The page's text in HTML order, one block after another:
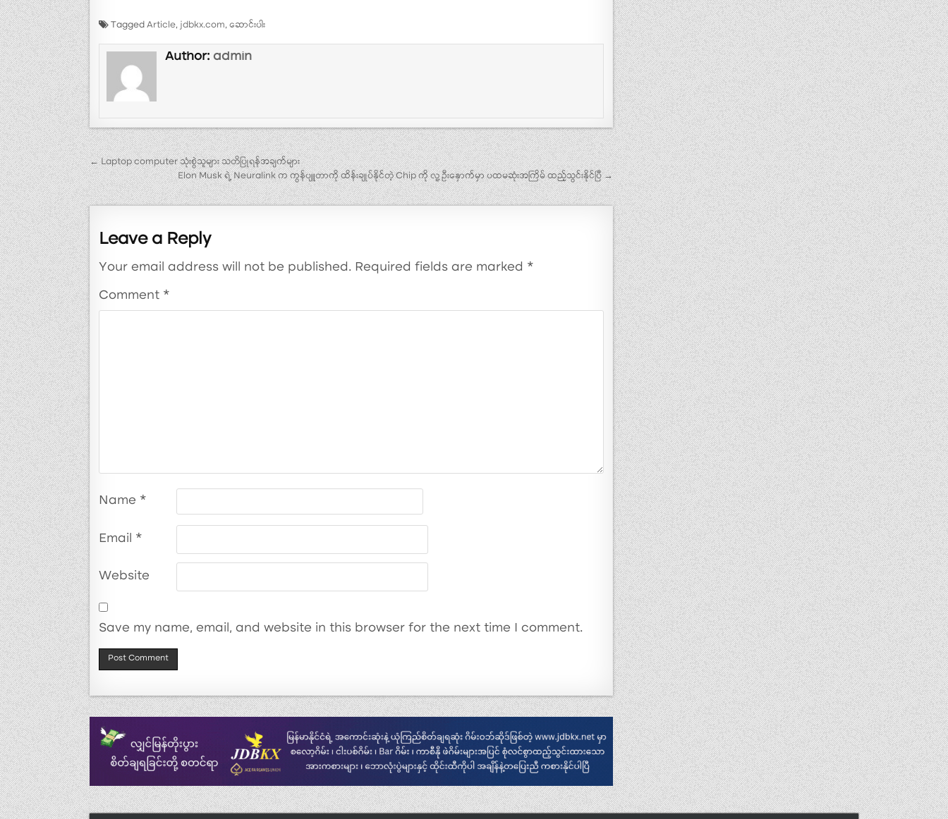
TaggedArticle, jdbkx.com, ဆောင်းပါး
Author:admin
Post navigation
← Laptop computer သုံးစွဲသူများ သတိပြုရန်အချက်များ
Elon Musk ရဲ့ Neuralink က ကွန်ပျူတာကို ထိန်းချုပ်နိုင်တဲ့ Chip ကို လူ့ ဦးနှောက်မှာ ပထမဆုံးအကြိမ် ထည့်သွင်းနိုင်ပြီ →
Leave a Reply
Your email address will not be published. Required fields are marked *
Comment *
Name *
Email *
Website
Save my name, email, and website in this browser for the next time I comment.